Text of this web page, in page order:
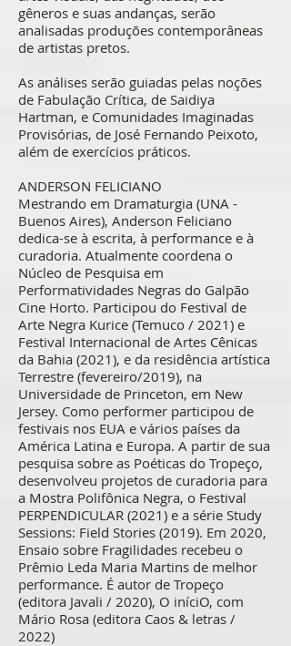
gêneros e suas andanças, serão
analisadas produções contemporâneas
de artistas pretos.
As análises serão guiadas pelas noções
de Fabulação Crítica, de Saidiya
Hartman, e Comunidades Imaginadas
Provisórias, de José Fernando Peixoto,
além de exercícios práticos.
ANDERSON FELICIANO
Mestrando em Dramaturgia (UNA -
Buenos Aires), Anderson Feliciano
dedica-se à escrita, à performance e à
curadoria. Atualmente coordena o
Núcleo de Pesquisa em
Performatividades Negras do Galpão
Cine Horto. Participou do Festival de
Arte Negra Kurice (Temuco / 2021) e
Festival Internacional de Artes Cênicas
da Bahia (2021), e da residência artística
Terrestre (fevereiro/2019), na
Universidade de Princeton, em New
Jersey. Como performer participou de
festivais nos EUA e vários países da
América Latina e Europa. A partir de sua
pesquisa sobre as Poéticas do Tropeço,
desenvolveu projetos de curadoria para
a Mostra Polifônica Negra, o Festival
PERPENDICULAR (2021) e a série Study
Sessions: Field Stories (2019). Em 2020,
Ensaio sobre Fragilidades recebeu o
Prêmio Leda Maria Martins de melhor
performance. É autor de Tropeço
(editora Javali / 2020), O iníciO, com
Mário Rosa (editora Caos & letras /
2022)